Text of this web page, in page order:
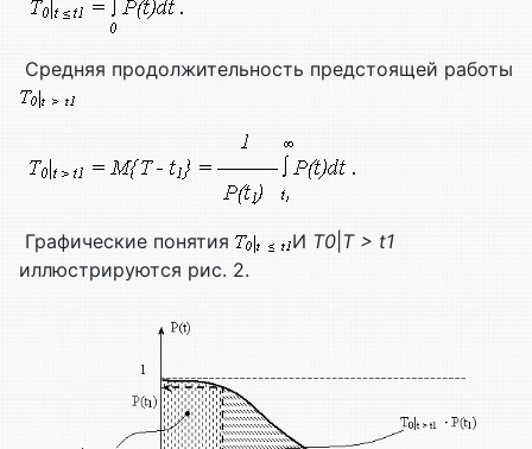
Средняя продолжительность предстоящей работы
Графические понятия И T0 T > t1
иллюстрируются рис. 2.